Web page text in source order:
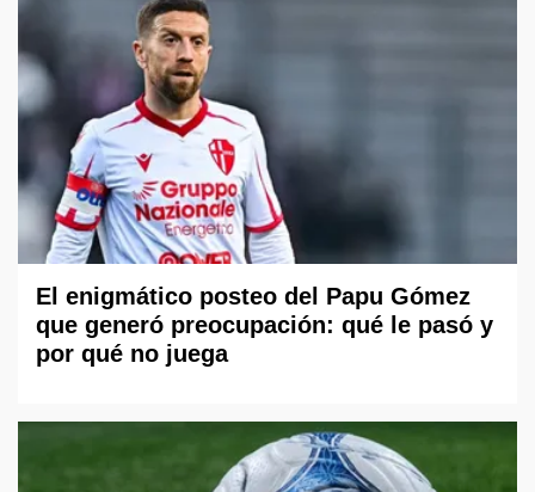
El enigmático posteo del Papu Gómez
que generó preocupación: qué le pasó y
por qué no juega